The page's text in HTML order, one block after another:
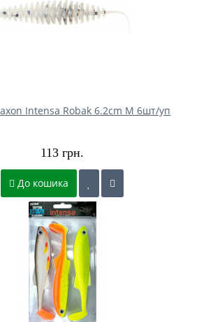
Intensa Robak 6.2cm M 6шт/уп
113 грн.
До кошика